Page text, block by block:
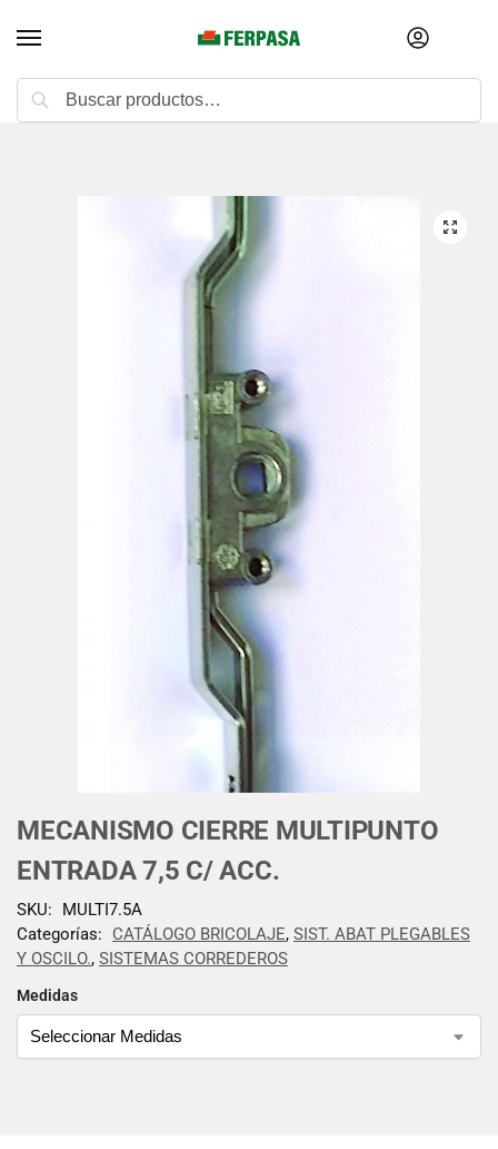
MECANISMO CIERRE MULTIPUNTO
ENTRADA 7,5 C/ ACC.
Medidas
SKU:
MULTI7.5A
Categorías:
CATÁLOGO BRICOLAJE, SIST. ABAT PLEGABLES
Y OSCILO., SISTEMAS CORREDEROS